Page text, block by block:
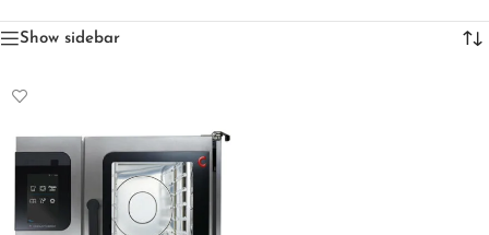
Show sidebar